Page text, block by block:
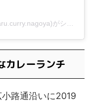
がシェアした投稿 -
カレーランチ
路通沿いに2019